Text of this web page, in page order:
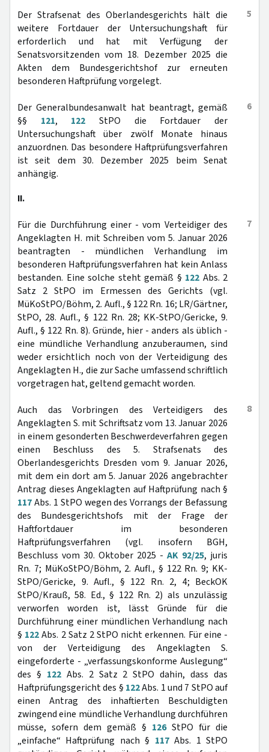
5
Der Strafsenat des Oberlandesgerichts hält die
weitere Fortdauer der Untersuchungshaft für
erforderlich und hat mit Verfügung der
Senatsvorsitzenden vom 18. Dezember 2025 die
Akten dem Bundesgerichtshof zur erneuten
besonderen Haftprüfung vorgelegt.
6
Der Generalbundesanwalt hat beantragt, gemäß
§§ 121, 122 StPO die Fortdauer der
Untersuchungshaft über zwölf Monate hinaus
anzuordnen. Das besondere Haftprüfungsverfahren
ist seit dem 30. Dezember 2025 beim Senat
anhängig.
II.
7
Für die Durchführung einer - vom Verteidiger des
Angeklagten H. mit Schreiben vom 5. Januar 2026
beantragten - mündlichen Verhandlung im
besonderen Haftprüfungsverfahren hat kein Anlass
bestanden. Eine solche steht gemäß § 122 Abs. 2
Satz 2 StPO im Ermessen des Gerichts (vgl.
MüKoStPO/Böhm, 2. Aufl., § 122 Rn. 16; LR/Gärtner,
StPO, 28. Aufl., § 122 Rn. 28; KK-StPO/Gericke, 9.
Aufl., § 122 Rn. 8). Gründe, hier - anders als üblich -
eine mündliche Verhandlung anzuberaumen, sind
weder ersichtlich noch von der Verteidigung des
Angeklagten H., die zur Sache umfassend schriftlich
vorgetragen hat, geltend gemacht worden.
8
Auch das Vorbringen des Verteidigers des
Angeklagten S. mit Schriftsatz vom 13. Januar 2026
in einem gesonderten Beschwerdeverfahren gegen
einen Beschluss des 5. Strafsenats des
Oberlandesgerichts Dresden vom 9. Januar 2026,
mit dem ein dort am 5. Januar 2026 angebrachter
Antrag dieses Angeklagten auf Haftprüfung nach §
117Abs. 1 StPO wegen des Vorrangs der Befassung
des Bundesgerichtshofs mit der Frage der
Haftfortdauer im besonderen
Haftprüfungsverfahren (vgl. insofern BGH,
Beschluss vom 30. Oktober 2025 - AK 92/25, juris
Rn. 7; MüKoStPO/Böhm, 2. Aufl., § 122 Rn. 9; KK-
StPO/Gericke, 9. Aufl., § 122 Rn. 2, 4; BeckOK
StPO/Krauß, 58. Ed., § 122 Rn. 2) als unzulässig
verworfen worden ist, lässt Gründe für die
Durchführung einer mündlichen Verhandlung nach
§ 122Abs. 2 Satz 2 StPO nicht erkennen. Für eine -
von der Verteidigung des Angeklagten S.
eingeforderte - „verfassungskonforme Auslegung“
des § 122Abs. 2 Satz 2 StPO dahin, dass das
Haftprüfungsgericht des § 122Abs. 1 und 7 StPO auf
einen Antrag des inhaftierten Beschuldigten
zwingend eine mündliche Verhandlung durchführen
müsse, sofern dem gemäß § 126StPO für die
„einfache“ Haftprüfung nach § 117Abs. 1 StPO